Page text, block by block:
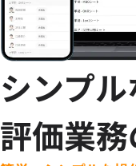
シンプ
評価業